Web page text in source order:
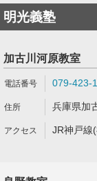
明光義塾
加古川河原教室
079-423-
兵庫県加
JR神戸線